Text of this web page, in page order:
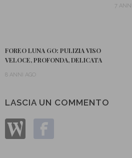
7
FOREO LUNA GO: PULIZIA VISO
VELOCE, PROFONDA, DELICATA
8 ANNI AGO
LASCIA UN COMMENTO